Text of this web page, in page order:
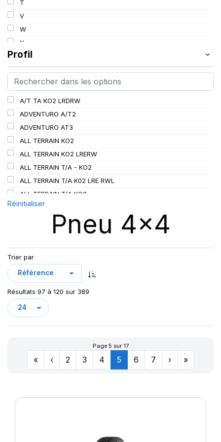
115
116/113
117/114
117/116
118/115
119/116
120
120/116
120/117
126/123
127/124
128
T
V
W
Y
Profil
A/T TA KO2 LRDRW
ADVENTURO A/T2
ADVENTURO AT3
ALL TERRAIN KO2
ALL TERRAIN KO2 LRERW
ALL TERRAIN T/A - KO2
ALL TERRAIN T/A K02 LRE RWL
ALL TERRAIN T/A KO2
ALL TERRAIN T/A KO3
AT/TA KO3 LRD
AT/TA KO3 LRF
AT70
AT100
AT T/A KO2
CHAMPIRO VP1
CINTURATO AS+
CINTURATO SF3
COBRA
Réinitialiser
Pneu 4x4
Trier par
Résultats 97 à 120 sur 389
Page 5 sur 17
« ‹ 2 3 4 5 6 7 › »